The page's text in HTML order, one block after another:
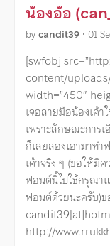
น้องอ้อ
bycandit39 • 01
[swfobj
content/
width=”450″
เจอลายมือน้องเค้
เพราะลักษณะการเ
ก็เลยลองเอามาท
เค้าจริง ๆ (ขอให้มี
ฟอนต์นี้ไปใช้กรุณา
ฟอนต์ด้วยนะครับ)
http://